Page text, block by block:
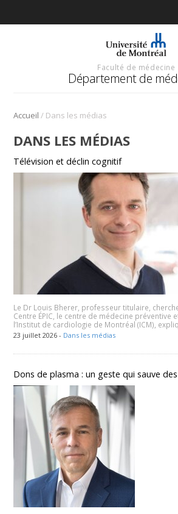
Faculté de médecine
Département de
Accueil / Dans les médias
DANS LES MÉDIAS
Télévision et déclin cognitif
Le Dr Louis Bherer, professeur titulaire,
Centre ÉPIC, le centre de médecine préventive
l’Institut de cardiologie de Montréal (ICM),
23 juillet 2026 - Dans les médias
Dons de plasma : un geste qui sauve